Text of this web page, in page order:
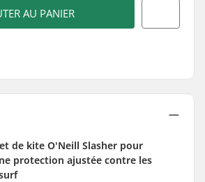
AU PANIER
de kite O'Neill Slasher pour
protection ajustée contre les